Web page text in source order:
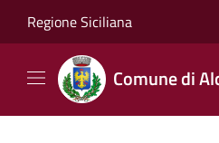
Regione Siciliana
Comune di